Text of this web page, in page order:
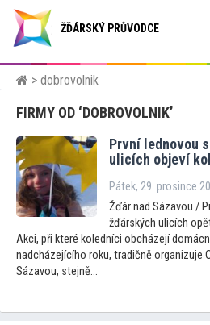
ŽĎÁRSKÝ PRŮVODCE
> dobrovolnik
FIRMY OD ‘DOBROVOLNIK’
První lednovou
ulicích objeví
Pátek, 29. prosince
Žďár nad Sázavou /
žďárských ulicích
Akci, při které koledníci obcházejí
nadcházejícího roku, tradičně organizuje
Sázavou, stejně...